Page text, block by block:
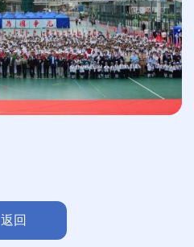
返回